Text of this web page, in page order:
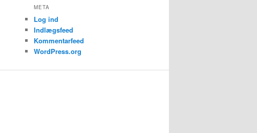
META
Log ind
Indlægsfeed
Kommentarfeed
WordPress.org